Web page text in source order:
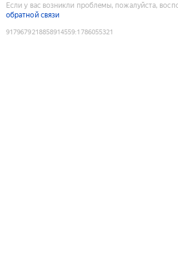
Если у вас возникли проблемы, пожалуйста,
обратной связи
9179679218858914559:1786055321